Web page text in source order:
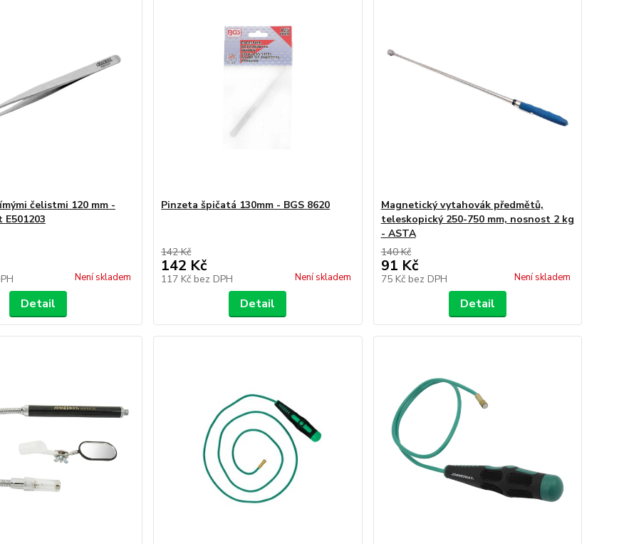
čelistmi 120 mm -
Není skladem
Detail
Pinzeta špičatá 130mm - BGS 8620
142 Kč
142 Kč
117 Kč bez DPH Není skladem
Detail
Magnetický vytahovák předmětů,
teleskopický 250-750 mm, nosnost 2 kg
- ASTA
140 Kč
91 Kč
75 Kč bez DPH Není skladem
Detail